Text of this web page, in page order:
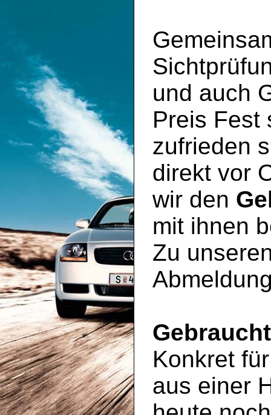
und auch
Preis Fest
zufrieden
direkt vor
wir den
mit ihnen
Zu
Konkret
aus einer